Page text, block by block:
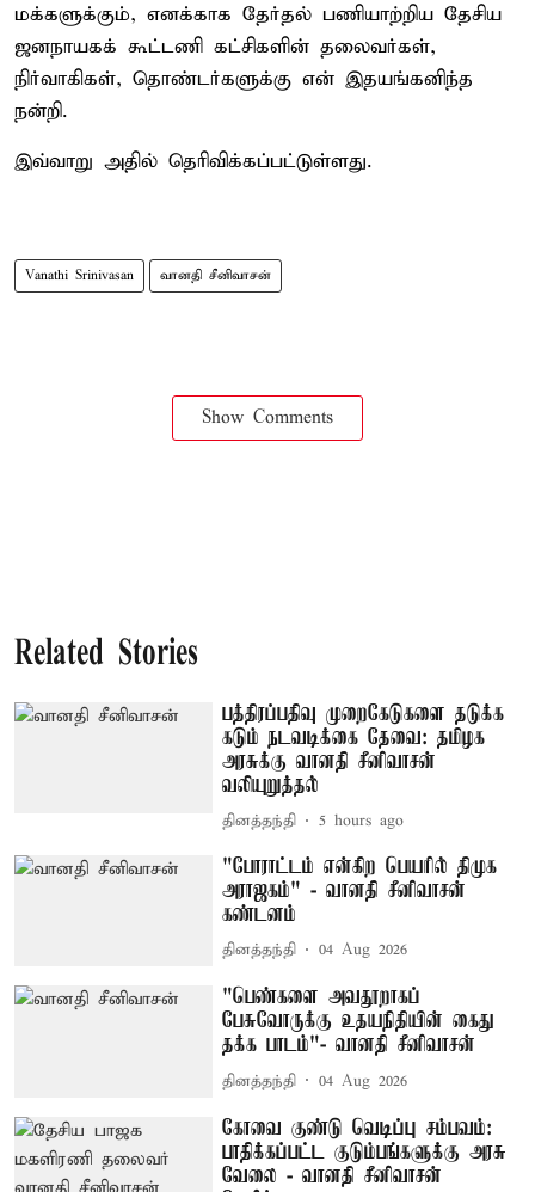
மக்களுக்கும், எனக்காக தேர்தல் பணியாற்றிய தேசிய
ஜனநாயகக் கூட்டணி கட்சிகளின் தலைவர்கள்,
நிர்வாகிகள், தொண்டர்களுக்கு என் இதயங்கனிந்த
நன்றி.
இவ்வாறு அதில் தெரிவிக்கப்பட்டுள்ளது.
Vanathi Srinivasan வானதி சீனிவாசன்
Show Comments
Related Stories
பத்திரப்பதிவு முறைகேடுகளை தடுக்க
கடும் நடவடிக்கை தேவை: தமிழக
அரசுக்கு வானதி சீனிவாசன்
வலியுறுத்தல்
தினத்தந்தி 5 hours ago
"போராட்டம் என்கிற பெயரில் திமுக
அராஜகம்" - வானதி சீனிவாசன்
கண்டனம்
தினத்தந்தி 04 Aug 2026
"பெண்களை அவதூறாகப்
பேசுவோருக்கு உதயநிதியின் கைது
தக்க பாடம்"- வானதி சீனிவாசன்
தினத்தந்தி 04 Aug 2026
கோவை குண்டு வெடிப்பு சம்பவம்:
பாதிக்கப்பட்ட குடும்பங்களுக்கு அரசு
வேலை - வானதி சீனிவாசன்